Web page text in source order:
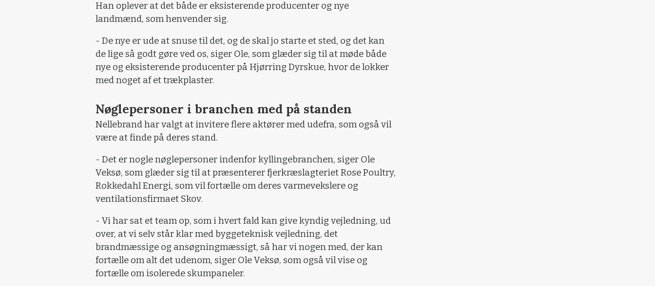
Han oplever at det både er eksisterende producenter og nye
landmænd, som henvender sig.
- De nye er ude at snuse til det, og de skal jo starte et sted, og det kan
de lige så godt gøre ved os, siger Ole, som glæder sig til at møde både
nye og eksisterende producenter på Hjørring Dyrskue, hvor de lokker
med noget af et trækplaster.
Nøglepersoner i branchen med på standen
Nellebrand har valgt at invitere flere aktører med udefra, som også vil
være at finde på deres stand.
- Det er nogle nøglepersoner indenfor kyllingebranchen, siger Ole
Veksø, som glæder sig til at præsenterer fjerkræslagteriet Rose Poultry,
Rokkedahl Energi, som vil fortælle om deres varmevekslere og
ventilationsfirmaet Skov.
- Vi har sat et team op, som i hvert fald kan give kyndig vejledning, ud
over, at vi selv står klar med byggeteknisk vejledning, det
brandmæssige og ansøgningmæssigt, så har vi nogen med, der kan
fortælle om alt det udenom, siger Ole Veksø, som også vil vise og
fortælle om isolerede skumpaneler.